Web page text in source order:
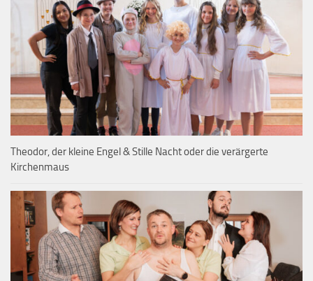
Theodor, der kleine Engel & Stille Nacht oder die verärgerte
Kirchenmaus